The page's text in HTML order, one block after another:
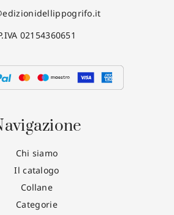
02154360651
Chi siamo
Il catalogo
Collane
Categorie